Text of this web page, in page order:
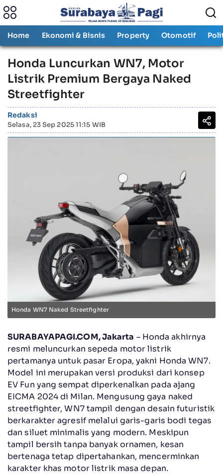
Home Ekonomi & Bisnis Property Otomotif
Honda Luncurkan WN7, Motor
Listrik Premium Bergaya Naked
Streetfighter
Redaksi
Selasa, 23 Sep 2025 11:15 WIB
Honda WN7 Naked Streetfighter
SURABAYAPAGI.COM, Jakarta – Honda akhirnya
resmi meluncurkan sepeda motor listrik
pertamanya untuk pasar Eropa, yakni Honda WN7.
Model ini merupakan versi produksi dari konsep
EV Fun yang sempat diperkenalkan pada ajang
EICMA 2024 di Milan. Mengusung gaya naked
streetfighter, WN7 tampil dengan desain futuristik
berkarakter agresif melalui garis-garis bodi tegas
dan siluet minimalis yang modern. Meskipun
tampil bersih tanpa banyak ornamen, kesan
bertenaga tetap dipertahankan, mencerminkan
karakter khas motor listrik masa depan.